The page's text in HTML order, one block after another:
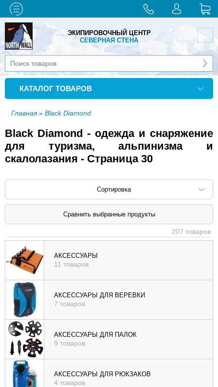
ЭКИПИРОВОЧНЫЙ ЦЕНТР
СЕВЕРНАЯ СТЕНА
КАТАЛОГ ТОВАРОВ
Главная» Black Diamond
Black Diamond - одежда и снаряжение
для туризма, альпинизма и
скалолазания - Страница 30
Сортировка
Сортировать по: наименованию (
убыв
), цене (
возр
|
убыв
возр
|
убыв
207 товаров
АКСЕССУАРЫ
11 товаров
АКСЕССУАРЫ ДЛЯ ВЕРЕВКИ
7 товаров
АКСЕССУАРЫ ДЛЯ ПАЛОК
9 товаров
АКСЕССУАРЫ ДЛЯ РЮКЗАКОВ
4 товаров